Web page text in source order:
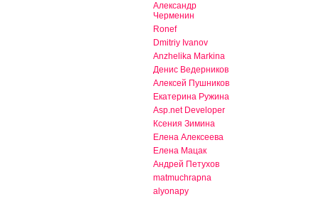
Александр
Черменин
Ronef
Dmitriy Ivanov
Anzhelika Markina
Денис Ведерников
Алексей Пушников
Екатерина Ружина
Asp.net Developer
Ксения Зимина
Елена Алексеева
Елена Мацак
Андрей Петухов
matmuchrapna
alyonapy